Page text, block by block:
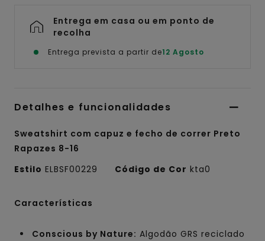
Entrega em casa ou em ponto de
recolha
Entrega prevista a partir de12 Agosto
Detalhes e funcionalidades
Sweatshirt com capuz e fecho de correr Preto
Rapazes 8-16
Estilo ELBSF00229 Código de Cor kta0
Características
Conscious by Nature: Algodão GRS reciclado